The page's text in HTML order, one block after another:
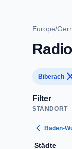
Europe/
Biberach
Filter
STANDORT
chevron_left Baden-
Städte